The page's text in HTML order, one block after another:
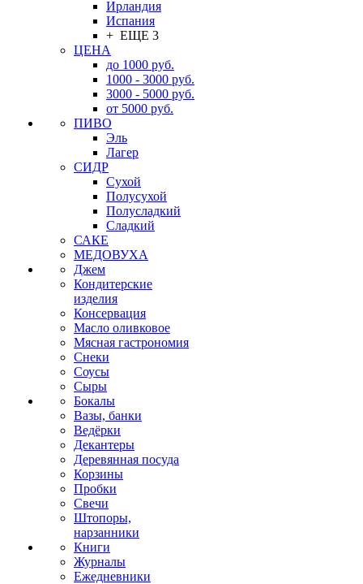
Ирландия
Испания
+ ЕЩЕ 3
ЦЕНА
до 1000 руб.
1000 - 3000 руб.
3000 - 5000 руб.
от 5000 руб.
ПИВО
Эль
Лагер
СИДР
Сухой
Полусухой
Полусладкий
Сладкий
САКЕ
МЕДОВУХА
Джем
Кондитерские
изделия
Консервация
Масло оливковое
Мясная гастрономия
Снеки
Соусы
Сыры
Бокалы
Вазы, банки
Ведёрки
Декантеры
Деревянная посуда
Корзины
Пробки
Свечи
Штопоры,
нарзанники
Книги
Журналы
Ежедневники